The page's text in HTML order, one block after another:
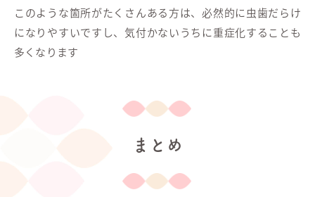
このような箇所がたくさんある方は、必然的に虫歯だらけ
になりやすいですし、気付かないうちに重症化することも
多くなります
まとめ